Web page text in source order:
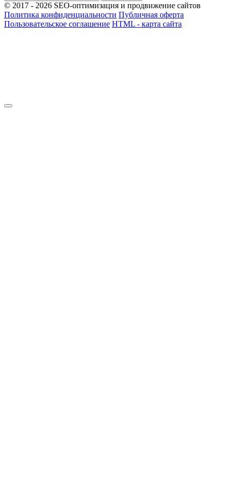
© 2017 - 2026 SEO-оптимизация и продвижение сайтов
Политика конфиденциальности Публичная оферта
Пользовательское соглашение HTML - карта сайта